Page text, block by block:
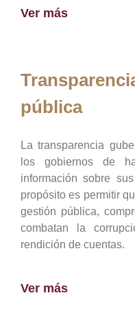
Ver más
pública
La transparencia
los gobiernos de
información sobre
propósito es permitir
gestión pública,
combatan la
rendición de cuentas.
Ver más